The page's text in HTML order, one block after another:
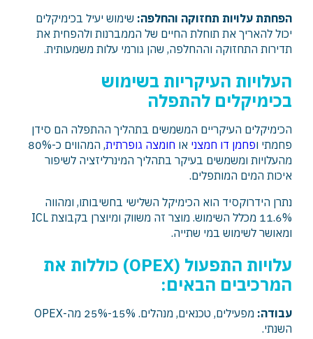
הפחתת עלויות תחזוקה והחלפה: שימוש יעיל בכימיקלים
יכול להאריך את תוחלת החיים של הממברנות ולהפחית את
תדירות התחזוקה וההחלפה, שהן גורמי עלות משמעותית.
העלויות העיקריות בשימוש
בכימיקלים להתפלה
הכימיקלים העיקריים המשמשים בתהליך ההתפלה הם סידן
פחמתי ופחמן דו חמצני או חומצה גופרתית
, המהווים כ-80%
מהעלויות ומשמשים בעיקר בתהליך המינרליזציה לשיפור
איכות המים המותפלים.
נתרן הידרוקסיד הוא הכימיקל השלישי בחשיבותו, ומהווה
11.6% מכלל השימוש. מוצר זה משווק ומיוצרן בקבוצת ICL
ומאושר לשימוש במי שתייה.
עלויות התפעול (OPEX) כוללות את
המרכיבים הבאים:
עבודה:
מפעילים, טכנאים, מנהלים. 15%-25% מה-OPEX
השנתי.